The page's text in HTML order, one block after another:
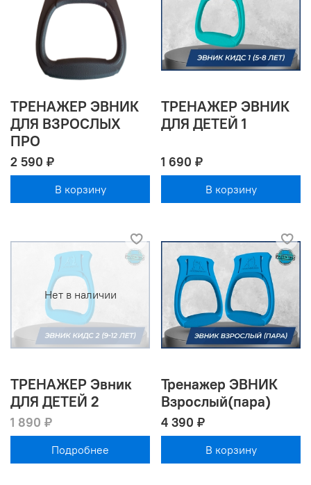
ТРЕНАЖЕР ЭВНИК
ДЛЯ ВЗРОСЛЫХ
ПРО
2 590 ₽
В корзину
ТРЕНАЖЕР ЭВНИК
ДЛЯ ДЕТЕЙ 1
1 690 ₽
В корзину
Нет в наличии
ТРЕНАЖЕР Эвник
ДЛЯ ДЕТЕЙ 2
1 890 ₽
Подробнее
Тренажер ЭВНИК
Взрослый(пара)
4 390 ₽
В корзину